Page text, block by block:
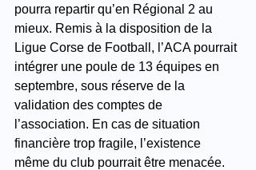
pourra repartir qu’en Régional 2 au
mieux. Remis à la disposition de la
Ligue Corse de Football, l’ACA pourrait
intégrer une poule de 13 équipes en
septembre, sous réserve de la
validation des comptes de
l’association. En cas de situation
financière trop fragile, l’existence
même du club pourrait être menacée.